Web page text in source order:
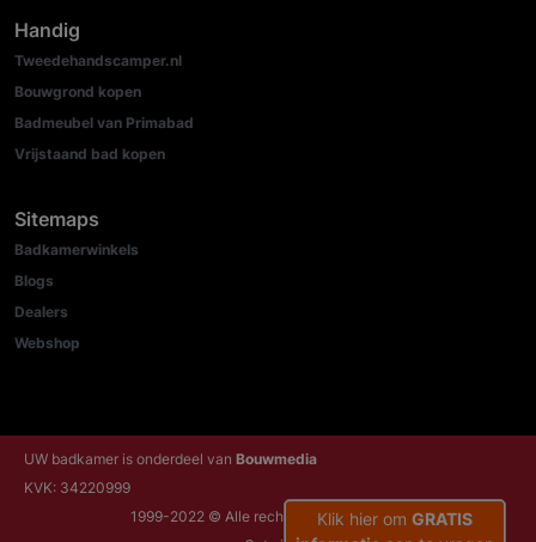
Handig
Tweedehandscamper.nl
Bouwgrond kopen
Badmeubel van Primabad
Vrijstaand bad kopen
Sitemaps
Badkamerwinkels
Blogs
Dealers
Webshop
UW badkamer is onderdeel van Bouwmedia
KVK: 34220999
1999-2022 © Alle rechten voorbehouden
Klik hier om GRATIS